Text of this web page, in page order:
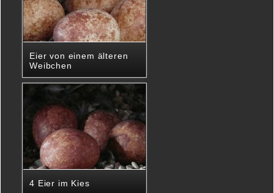
Eier von einem älteren
Weibchen
4 Eier im Kies